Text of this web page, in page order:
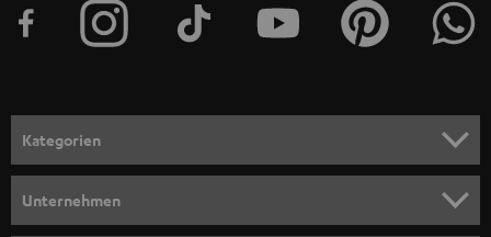
e
n
m
e
l
Kategorien
Unternehmen